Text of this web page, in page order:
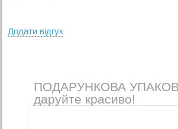
Додати вiдгук
ПОДАРУНКОВА
даруйте красиво!